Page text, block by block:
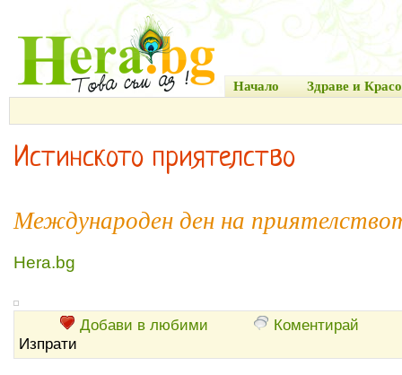
Начало Здраве и
Истинското приятелство
Международен ден на
Hera.bg
Добави в любими
Коментирай
Изпрати